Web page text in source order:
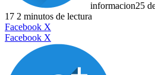
informacion25
17 2 minutos de lectura
Facebook X
Facebook X
por
electrónico